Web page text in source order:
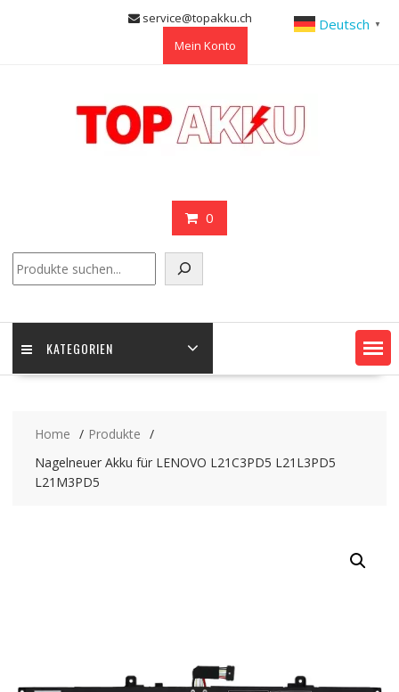
service@topakku.ch
Mein Konto
0
KATEGORIEN
Home
Produkte
Nagelneuer Akku für LENOVO L21C3PD5 L21L3PD5
L21M3PD5
Deutsch ▼